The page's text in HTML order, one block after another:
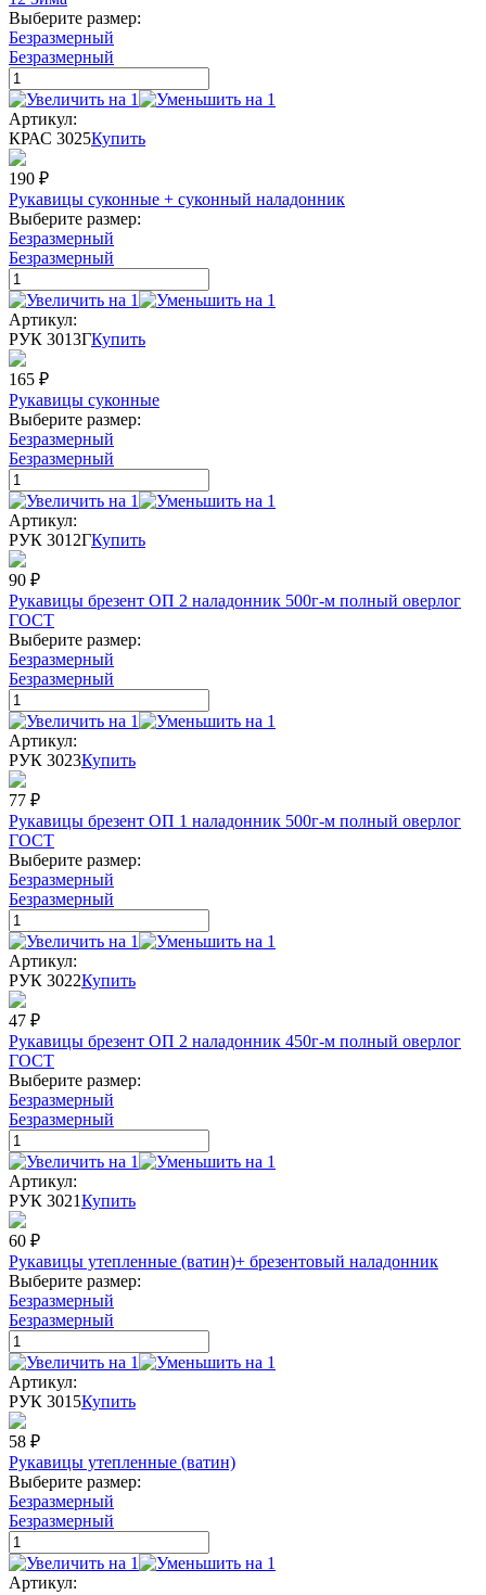
Выберите размер:
Безразмерный
Безразмерный
Артикул:
КРАС 3025Купить
190 ₽
Рукавицы суконные + суконный наладонник
Выберите размер:
Безразмерный
Безразмерный
Артикул:
РУК 3013ГКупить
165 ₽
Рукавицы суконные
Выберите размер:
Безразмерный
Безразмерный
Артикул:
РУК 3012ГКупить
90 ₽
Рукавицы брезент ОП 2 наладонник 500г-м полный оверлог
ГОСТ
Выберите размер:
Безразмерный
Безразмерный
Артикул:
РУК 3023Купить
77 ₽
Рукавицы брезент ОП 1 наладонник 500г-м полный оверлог
ГОСТ
Выберите размер:
Безразмерный
Безразмерный
Артикул:
РУК 3022Купить
47 ₽
Рукавицы брезент ОП 2 наладонник 450г-м полный оверлог
ГОСТ
Выберите размер:
Безразмерный
Безразмерный
Артикул:
РУК 3021Купить
60 ₽
Рукавицы утепленные (ватин)+ брезентовый наладонник
Выберите размер:
Безразмерный
Безразмерный
Артикул:
РУК 3015Купить
58 ₽
Рукавицы утепленные (ватин)
Выберите размер:
Безразмерный
Безразмерный
Артикул: